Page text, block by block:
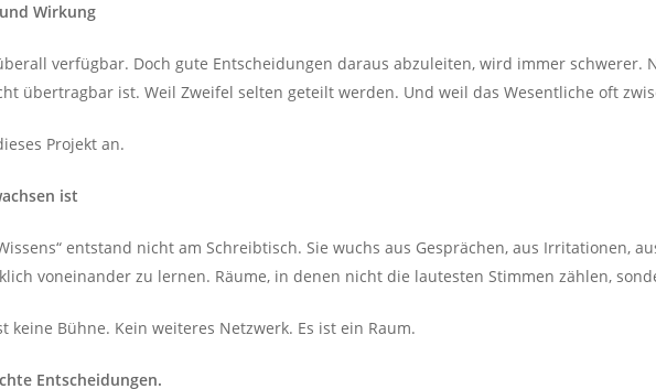
Wirkung
verfügbar. Doch gute Entscheidungen daraus abzuleiten, wird immer schwerer.
übertragbar ist. Weil Zweifel selten geteilt werden. Und weil das Wesentliche oft
Projekt an.
ist
entstand nicht am Schreibtisch. Sie wuchs aus Gesprächen, aus Irritationen,
voneinander zu lernen. Räume, in denen nicht die lautesten Stimmen zählen,
keine Bühne. Kein weiteres Netzwerk. Es ist ein Raum.
Entscheidungen.